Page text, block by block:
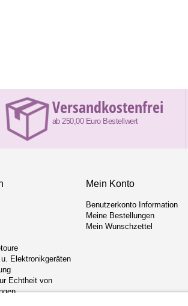
Versandkostenfrei
ab 250,00 Euro Bestellwert
Elektronikgeräten
Echtheit von
Mein Konto
Benutzerkonto Information
Meine Bestellungen
Mein Wunschzettel